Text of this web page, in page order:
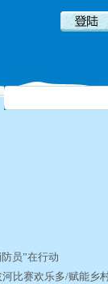
防员”在行动
比赛欢乐多/赋能乡